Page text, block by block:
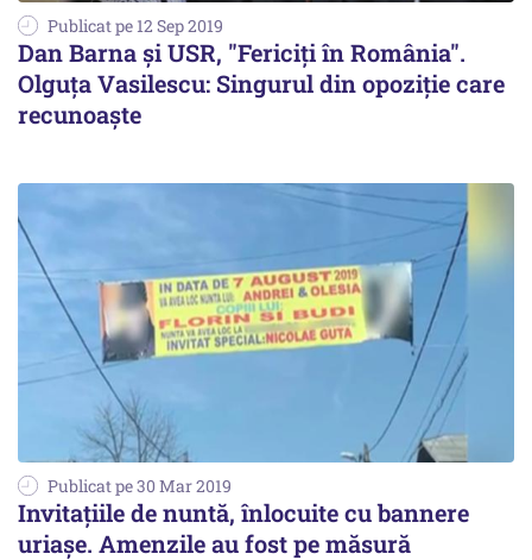
Publicat pe 12 Sep 2019
Dan Barna şi USR, "Fericiţi în România".
Olguţa Vasilescu: Singurul din opoziţie care
recunoaşte
Publicat pe 30 Mar 2019
Invitațiile de nuntă, înlocuite cu bannere
uriașe. Amenzile au fost pe măsură